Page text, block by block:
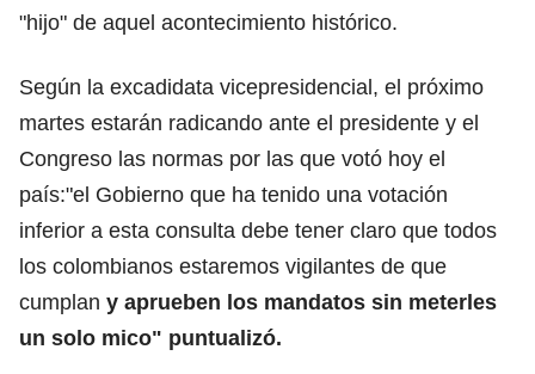
"hijo" de aquel acontecimiento histórico.
Según la excadidata vicepresidencial, el próximo
martes estarán radicando ante el presidente y el
Congreso las normas por las que votó hoy el
país:"el Gobierno que ha tenido una votación
inferior a esta consulta debe tener claro que todos
los colombianos estaremos vigilantes de que
cumplan y aprueben los mandatos sin meterles
un solo mico" puntualizó.